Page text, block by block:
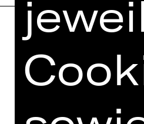
Home
Spielplan
Künstler*innen
Kartenkauf